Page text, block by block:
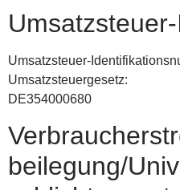
Umsatzsteuer-
Umsatzsteuergesetz:
DE354000680
beilegung/